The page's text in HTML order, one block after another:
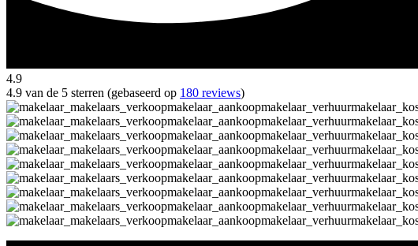
4.9
4.9 van de 5 sterren (gebaseerd op 180 reviews)